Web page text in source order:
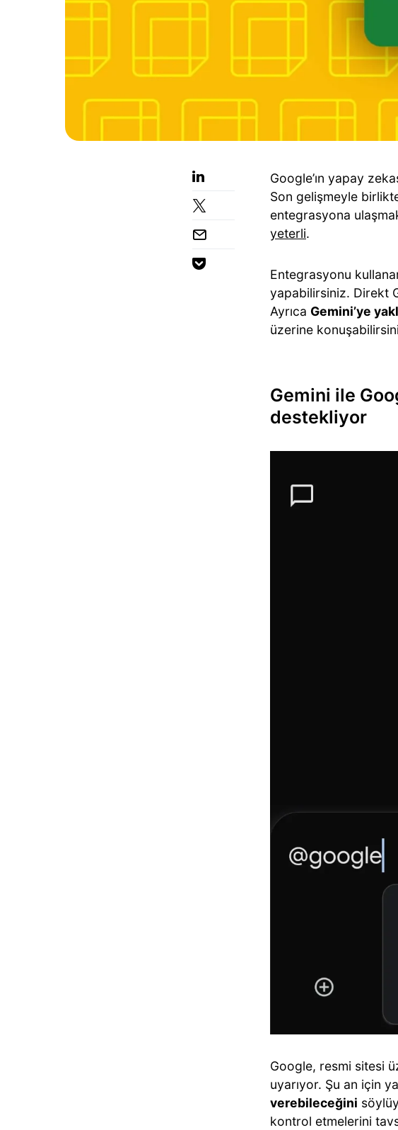
Google’ın yapay
Son gelişmeyle
entegrasyona
yeterli.
Entegrasyonu
yapabilirsiniz. Direkt
Ayrıca Gemini’ye
üzerine
Gemini ile
destekliyor
Google, resmi sitesi
uyarıyor. Şu an için
verebileceğini
kontrol etmelerini